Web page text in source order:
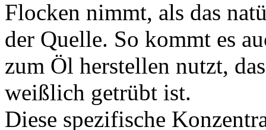
Flocken nimmt, als das
der Quelle. So kommt es
zum Öl herstellen nutzt,
weißlich getrübt ist.
Diese spezifische